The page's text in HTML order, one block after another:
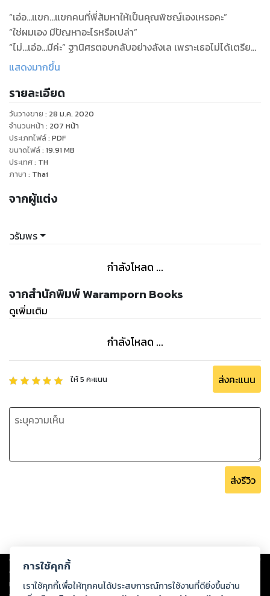
“เอ่อ...แขก...แขกคนที่พี่ส้มหาให้เป็นคุณพิชญ์เองเหรอคะ”
“ใช่ผมเอง มีปัญหาอะไรหรือเปล่า”
“ไม่...เอ่อ...มีค่ะ” ฐานิศรตอบกลับอย่างลังเล เพราะเธอไม่ได้เตรียม
ตัวเตรียมใจมาเจอเขา มันเลยเกิดอาการตกใจระคนดีใจ
ก็จับมือเล็กเดินไปที่โซฟา
“คุยเหรอคะ”
“ทำไม อยากให้ผมทำอย่างอื่นหรือไง” พิชญ์หันมาถามคนที่ตนจูง
มือยิ้มๆ แต่ถึงอยากจะทำมากแค่ไหน เขาก็ไม่ทำเด็ดขาด นอกเสีย
จากเขาจะจัดการเรื่องหย่ากับภรรยาให้เรียบร้อยเสียก่อน
“ศร...ศรไม่ได้คิดแบบนั้นค่ะ”
“แน่สิค่ะ”
ไวน์”
“ศรดื่มไม่เป็น คุณพิชญ์ก็รู้นะคะ” พูดแล้วก็นึกถึงครั้งแรกที่เขาพา
เธอไปโรงแรมกับการทำงานคืนแรก เธอกลัวและอายมากจึงหันไป
พึ่งไวน์ กระดกเสียเกือบหมดขวดจนไวน์ออกฤทธิ์เธอก็กลายร่าง
เป็นนางแมวยั่วสวาท บุกเข้าหาเขาซึ่งเป็นแขกคนแรก พอนึกทีไรก็
อายทุกทีและบอกตัวเองว่าอย่าแตะต้องของมึนเมาอีก
(ภาคต่อ ราคะร้ายซ่อนรัก เรื่องราวของ พิชญ์ และ ฐานิศร ทุกเรื่อง
แสดงมากขึ้น
รายละเอียด
วันวางขาย : 28 ม.ค. 2020
จำนวนหน้า : 207 หน้า
ประเภทไฟล์: PDF
ขนาดไฟล์: 19.91 MB
ประเทศ: TH
ภาษา : Thai
จากผู้แต่ง
วรัมพร
กำลังโหลด ...
จากสำนักพิมพ์ Waramporn Books
ดูเพิ่มเติม
กำลังโหลด ...
ให้5 คะแนน ส่งคะแนน
ส่งรีวิว
Copyright © 2026
ต่อผลงานหรือเนื้อหาใดที่อัปโหลดผ่านเว็บไซต์และปรากฏว่าละเมิดสิทธิใน
ทรัพย์สินทางปัญญาของบุคคลอื่นหรือขัดต่อกฎหมายและศีลธรรม ดังนั้น ผู้อ่าน
การใช้คุกกี้
เราใช้คุกกี้เพื่อให้ทุกคนได้ประสบการณ์การใช้งานที่ดียิ่งขึ้นอ่าน